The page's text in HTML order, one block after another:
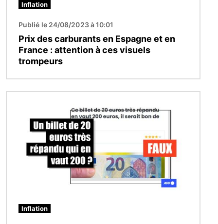
Inflation
Publié le 24/08/2023 à 10:01
Prix des carburants en Espagne et en
France : attention à ces visuels
trompeurs
Inflation